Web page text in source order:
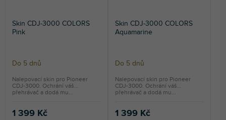
Skin CDJ-3000 COLORS
Pink
Do 5 dnů
1 399 Kč
Nalepovací skin pro Pioneer
CDJ-3000. Ochrání váš
přehrávač a dodá mu...
Skin CDJ-3000 COLORS
Aquamarine
Do 5 dnů
1 399 Kč
Nalepovací skin pro Pioneer
CDJ-3000. Ochrání váš
přehrávač a dodá mu...